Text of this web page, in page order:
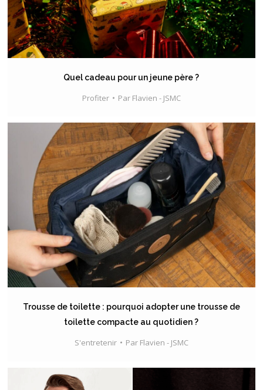
Quel cadeau pour un jeune père ?
Profiter Par Flavien - JSMC
Trousse de toilette : pourquoi adopter une trousse de
toilette compacte au quotidien ?
S'entretenir Par Flavien - JSMC